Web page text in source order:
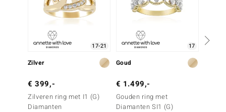
Collection
17-21
Zilver
€ 399,-
Zilveren ring met I1 (G)
Diamanten
17
Goud
€ 1.499,-
Gouden ring met
Diamanten SI1 (G)